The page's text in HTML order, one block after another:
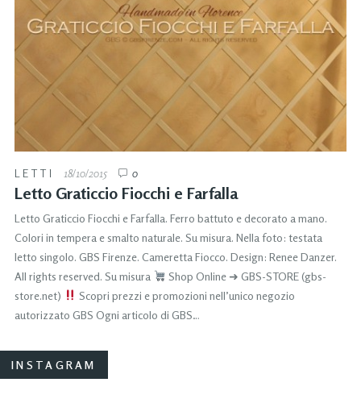
LETTI 18/10/2015 0
Letto Graticcio Fiocchi e Farfalla
Letto Graticcio Fiocchi e Farfalla. Ferro battuto e decorato a mano.
Colori in tempera e smalto naturale. Su misura. Nella foto: testata
letto singolo. GBS Firenze. Cameretta Fiocco. Design: Renee Danzer.
All rights reserved. Su misura
Shop Online ➜ GBS-STORE (gbs-
store.net)
Scopri prezzi e promozioni nell’unico negozio
autorizzato GBS Ogni articolo di GBS…
INSTAGRAM